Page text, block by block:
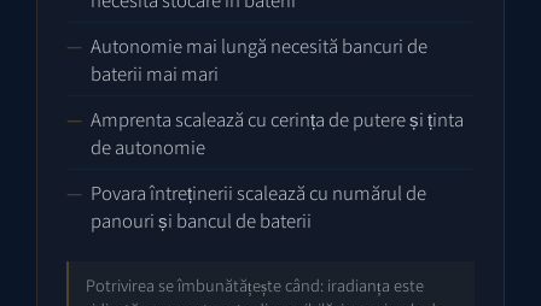
Autonomie mai lungă necesită bancuri de
baterii mai mari
Amprenta scalează cu cerința de putere și ținta
de autonomie
Povara întreținerii scalează cu numărul de
panouri și bancul de baterii
Potrivirea se îmbunătățește când: iradianța este